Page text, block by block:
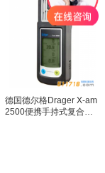
德国德尔格Drager X-am
2500便携手持式复合气